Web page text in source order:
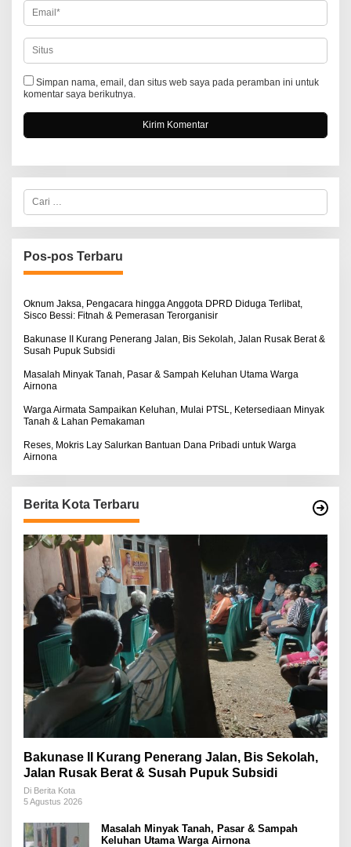
Simpan nama, email, dan situs web saya pada peramban ini untuk
komentar saya berikutnya.
C
r
i
u
n
u
:
Pos-pos Terbaru
Oknum Jaksa, Pengacara hingga Anggota DPRD Diduga Terlibat,
Sisco Bessi: Fitnah & Pemerasan Terorganisir
Bakunase II Kurang Penerang Jalan, Bis Sekolah, Jalan Rusak Berat &
Susah Pupuk Subsidi
Masalah Minyak Tanah, Pasar & Sampah Keluhan Utama Warga
Airnona
Warga Airmata Sampaikan Keluhan, Mulai PTSL, Ketersediaan Minyak
Tanah & Lahan Pemakaman
Reses, Mokris Lay Salurkan Bantuan Dana Pribadi untuk Warga
Airnona
Berita Kota Terbaru
Bakunase II Kurang Penerang Jalan, Bis Sekolah,
Jalan Rusak Berat & Susah Pupuk Subsidi
Di Berita Kota
5 Agustus 2026
Masalah Minyak Tanah, Pasar & Sampah
Keluhan Utama Warga Airnona